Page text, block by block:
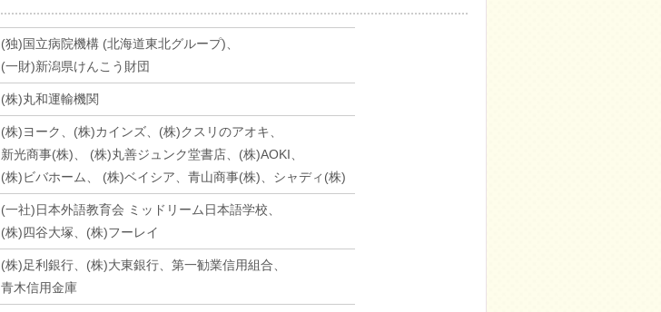
(独)国立病院機構 (北海道東北グループ)、
(一財)新潟県けんこう財団
(株)丸和運輸機関
(株)ヨーク、(株)カインズ、(株)クスリのアオキ、
新光商事(株)、 (株)丸善ジュンク堂書店、(株)AOKI、
(株)ビバホーム、 (株)ベイシア、青山商事(株)、シャディ(株)
(一社)日本外語教育会 ミッドリーム日本語学校、
(株)四谷大塚、(株)フーレイ
(株)足利銀行、(株)大東銀行、第一勧業信用組合、
青木信用金庫